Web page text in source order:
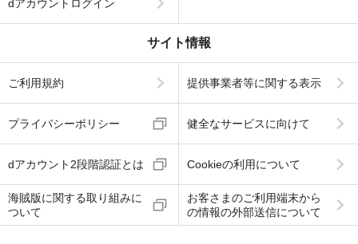
dアカウントログイン
サイト情報
ご利用規約 提供事業者等に関する表示
プライバシーポリシー 健全なサービスに向けて
dアカウント2段階認証とは Cookieの利用について
海賊版に関する取り組みに
ついて
お客さまのご利用端末から
の情報の外部送信について